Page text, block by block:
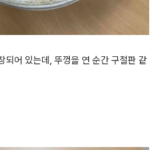
되어 있는데, 뚜껑을 연 순간 구절판 같